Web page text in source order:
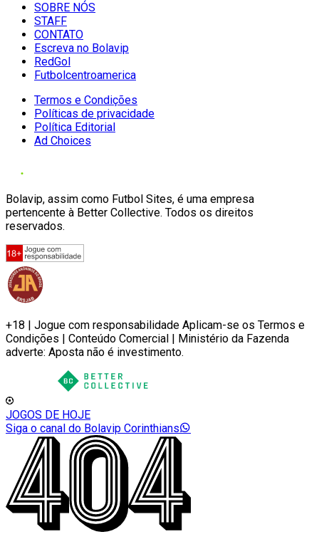
SOBRE NÓS
STAFF
CONTATO
Escreva no Bolavip
RedGol
Futbolcentroamerica
Termos e Condições
Políticas de privacidade
Política Editorial
Ad Choices
Bolavip, assim como Futbol Sites, é uma empresa
pertencente à Better Collective. Todos os direitos
reservados.
+18 | Jogue com responsabilidade Aplicam-se os Termos e
Condições | Conteúdo Comercial | Ministério da Fazenda
adverte: Aposta não é investimento.
JOGOS DE HOJE
Siga o canal do Bolavip Corinthians